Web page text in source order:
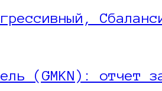
(GMKN): отчет